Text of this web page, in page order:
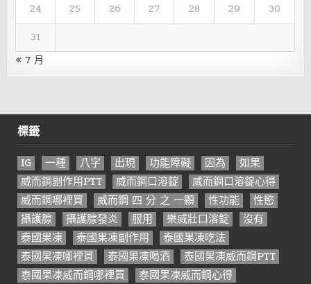
24
25 26 27 28 29
30
31
« 7 月
標籤
IG 一種 八字 出現 功能障礙 因為
如果
威而鋼副作用PTT
威而鋼口溶錠
威而鋼口溶錠心得
威而鋼哪裡買
威而鋼 四 分 之 一顆 性功能
性慾
攝護腺
攝護腺發炎 服用 樂威壯口溶錠
沒有
泰國果凍
泰國果凍副作用
泰國果凍吃法
泰國果凍哪裡買
泰國果凍喝酒
泰國果凍威而鋼PTT
泰國果凍威而鋼哪裡買
泰國果凍威而鋼心得